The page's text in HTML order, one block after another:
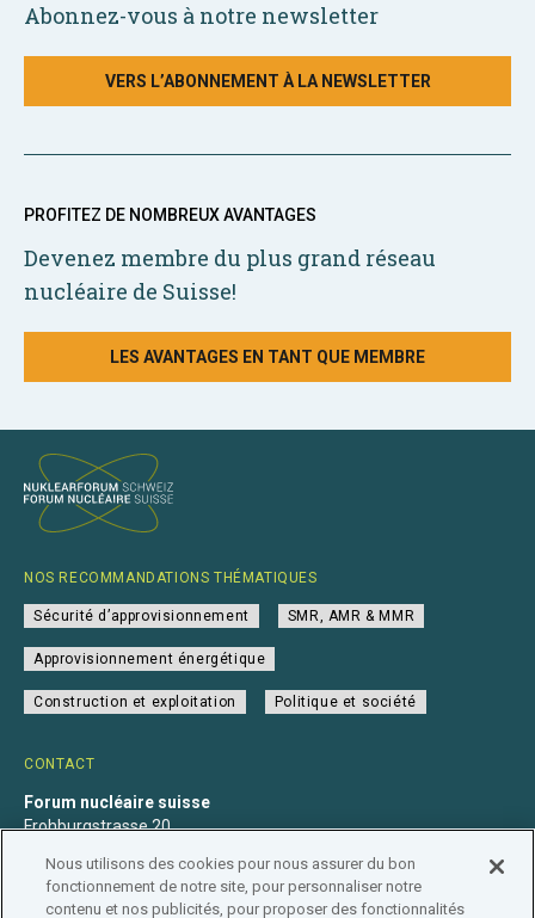
Abonnez-vous à notre newsletter
VERS L’ABONNEMENT À LA NEWSLETTER
PROFITEZ DE NOMBREUX AVANTAGES
Devenez membre du plus grand réseau
nucléaire de Suisse!
LES AVANTAGES EN TANT QUE MEMBRE
CONTACT
Forum nucléaire suisse
Frohburgstrasse 20
+41 31 560 36 50
info@nuklearforum.ch
NOS RECOMMANDATIONS THÉMATIQUES
Sécurité d’approvisionnement SMR, AMR & MMR
Approvisionnement énergétique
Construction et exploitation Politique et société
Nous utilisons des cookies pour nous assurer du bon
fonctionnement de notre site, pour personnaliser notre
contenu et nos publicités, pour proposer des fonctionnalités